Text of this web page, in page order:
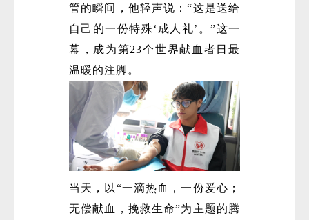
管的瞬间，他轻声说：“这是送给
自己的一份特殊‘成人礼’。”这一
幕，成为第23个世界献血者日最
温暖的注脚。
当天，以“一滴热血，一份爱心；
无偿献血，挽救生命”为主题的腾